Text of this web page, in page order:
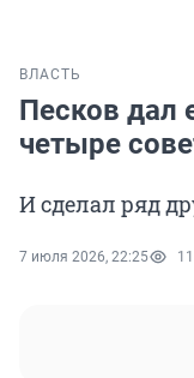
ВЛАСТЬ
Песков дал
четыре
И сделал ряд
7 июля 2026, 22:25